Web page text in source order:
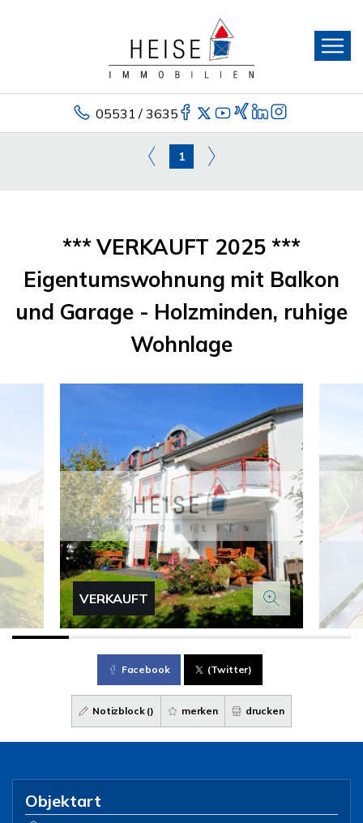
05531 / 3635
1
*** VERKAUFT 2025 ***
Eigentumswohnung mit Balkon
und Garage - Holzminden, ruhige
Wohnlage
VERKAUFT
Facebook (Twitter)
Notizblock () merken drucken
Objektart